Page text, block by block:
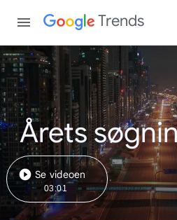
Trends
Årets
Se videoen
03:01